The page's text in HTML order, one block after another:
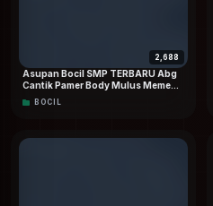
2,688
Asupan Bocil SMP TERBARU Abg
Cantik Pamer Body Mulus Memew
Pink dan Masih Sempit Top
TRENDING On Social Media
BOCIL